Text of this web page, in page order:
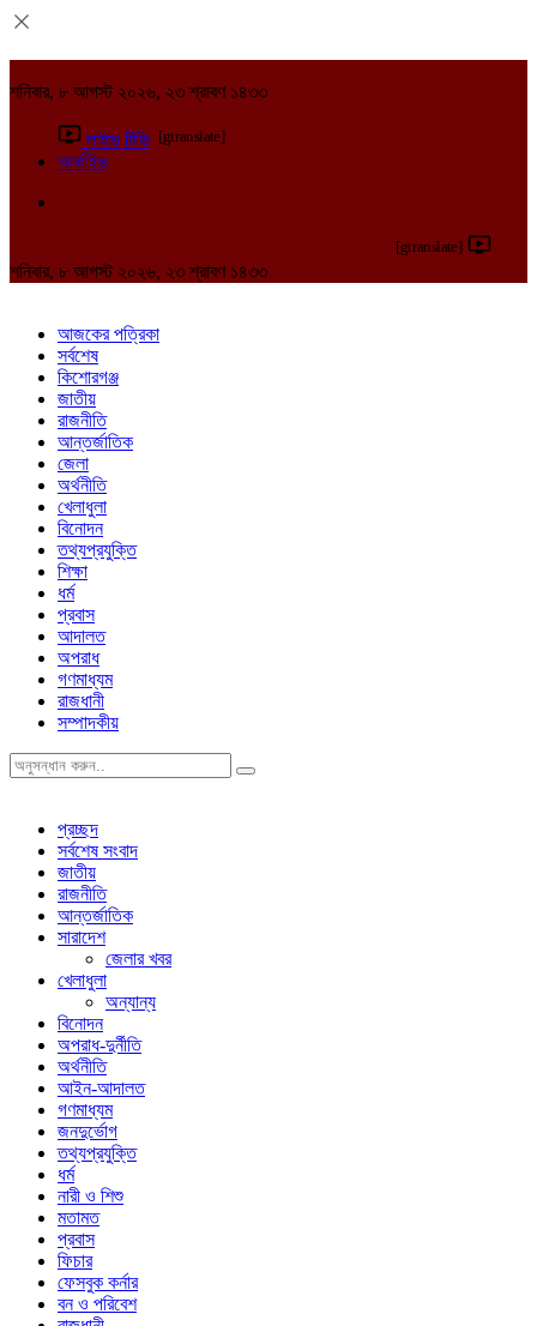
শনিবার, ৮ আগস্ট ২০২৬, ২৩ শ্রাবণ ১৪৩৩
লাইভ টিভি [gtranslate]
আর্কাইভ
[gtranslate]
শনিবার, ৮ আগস্ট ২০২৬, ২৩ শ্রাবণ ১৪৩৩
আজকের পত্রিকা
সর্বশেষ
কিশোরগঞ্জ
জাতীয়
রাজনীতি
আন্তর্জাতিক
জেলা
অর্থনীতি
খেলাধুলা
বিনোদন
তথ্যপ্রযুক্তি
শিক্ষা
ধর্ম
প্রবাস
আদালত
অপরাধ
গণমাধ্যম
রাজধানী
সম্পাদকীয়
প্রচ্ছদ
সর্বশেষ সংবাদ
জাতীয়
রাজনীতি
আন্তর্জাতিক
সারাদেশ
জেলার খবর
খেলাধুলা
অন্যান্য
বিনোদন
অপরাধ-দুর্নীতি
অর্থনীতি
আইন-আদালত
গণমাধ্যম
জনদুর্ভোগ
তথ্যপ্রযুক্তি
ধর্ম
নারী ও শিশু
মতামত
প্রবাস
ফিচার
ফেসবুক কর্নার
বন ও পরিবেশ